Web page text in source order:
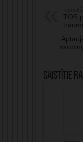
TOS
Saistītie